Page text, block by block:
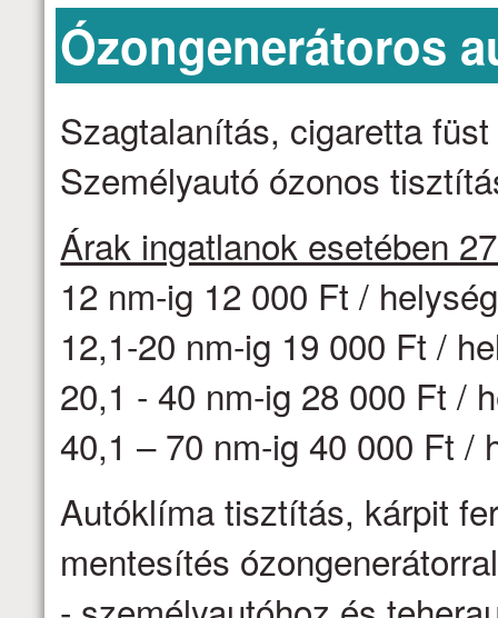
Ózongenerátoros
Szagtalanítás, cigaretta
Személyautó ózonos
Árak ingatlanok esetében
12 nm-ig 12 000 Ft / helység
12,1-20 nm-ig 19 000 Ft /
20,1 - 40 nm-ig 28 000 Ft /
40,1 – 70 nm-ig 40 000 Ft /
Autóklíma tisztítás, kárpit
mentesítés